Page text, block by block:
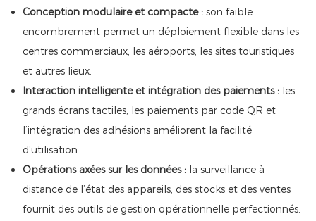
Conception modulaire et compacte :son faible
encombrement permet un déploiement flexible dans les
centres commerciaux, les aéroports, les sites touristiques
et autres lieux.
Interaction intelligente et intégration des paiements :les
grands écrans tactiles, les paiements par code QR et
l’intégration des adhésions améliorent la facilité
d’utilisation.
Opérations axées sur les données :la surveillance à
distance de l’état des appareils, des stocks et des ventes
fournit des outils de gestion opérationnelle perfectionnés.